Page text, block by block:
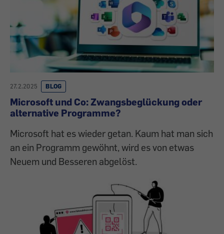
27.2.2025 BLOG
Microsoft und Co: Zwangsbeglückung oder
alternative Programme?
Microsoft hat es wieder getan. Kaum hat man sich
an ein Programm gewöhnt, wird es von etwas
Neuem und Besseren abgelöst.